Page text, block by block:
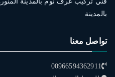
بالمدينة
تواصل معنا
00966594362911